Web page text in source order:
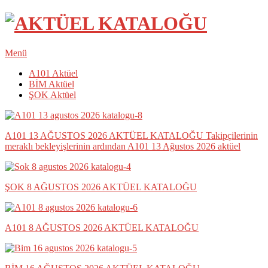
Menü
A101 Aktüel
BİM Aktüel
ŞOK Aktüel
A101 13 AĞUSTOS 2026 AKTÜEL KATALOĞU Takipçilerinin
meraklı bekleyişlerinin ardından A101 13 Ağustos 2026 aktüel
ŞOK 8 AĞUSTOS 2026 AKTÜEL KATALOĞU
A101 8 AĞUSTOS 2026 AKTÜEL KATALOĞU